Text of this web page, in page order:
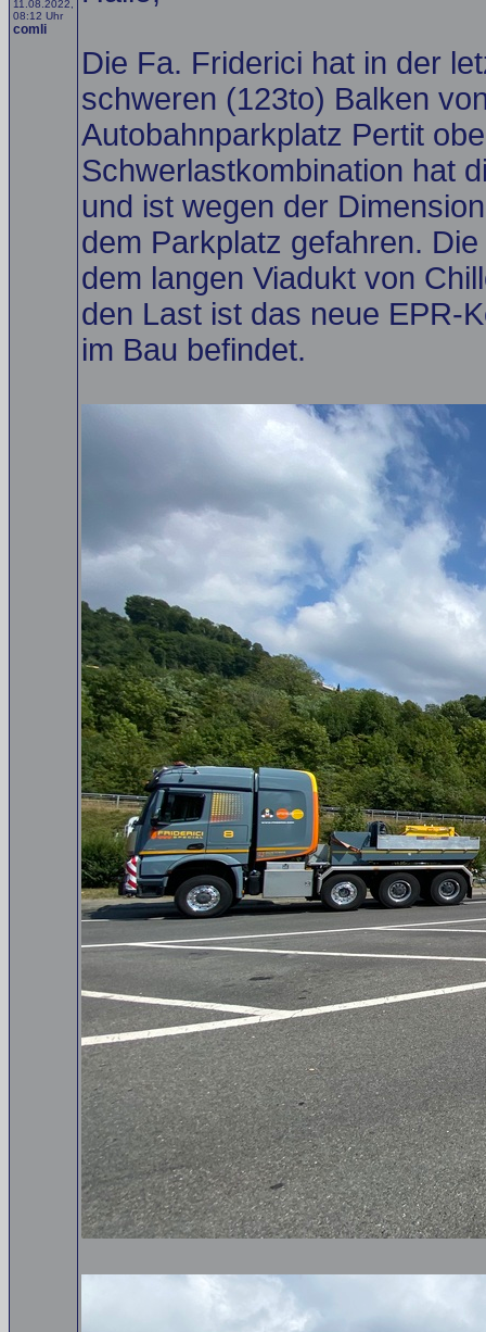
11.08.2022,
08:12 Uhr
comli
Die Fa. Friderici hat in der
schweren (123to) Balken
Autobahnparkplatz Pertit
Schwerlastkombination hat
und ist wegen der
dem Parkplatz gefahren.
dem langen Viadukt von
den Last ist das neue EPR-
im Bau befindet.